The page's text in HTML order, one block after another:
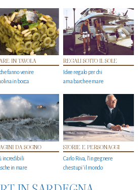
IN TAVOLA
che fanno venire
in bocca
REGALI SOTTO IL SOLE
Idee regalo per chi
ama barche e mare
DA SOGNO
incredibili
in mare
STORIE E PERSONAGGI
Carlo Riva, l’ingegnere
che stupi' il mondo